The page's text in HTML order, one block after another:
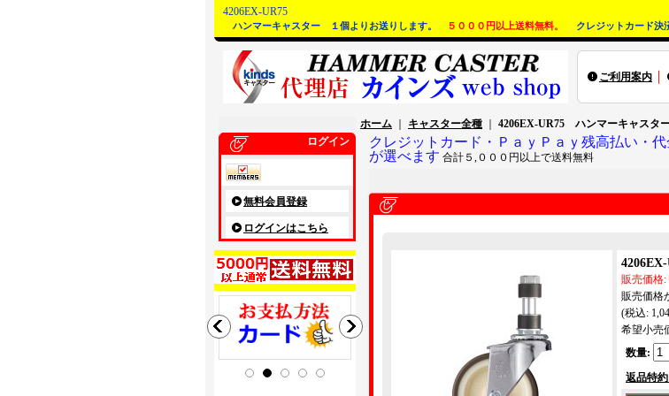
4206EX-UR75
ハンマーキャスター １個よりお送りします。 ５０００円以上送料無料。 クレジットカード決
ご利用案内 ｜
ログイン
無料会員登録
ログインはこちら
ホーム キャスター全種 4206EX-UR75 ハンマーキャスタ
クレジットカード・ＰａｙＰａｙ残高払い・
が選べます 合計５,０００円以上で送料無料
販売価格:
販売価格
(税込:
希望小売
数量:
返品特